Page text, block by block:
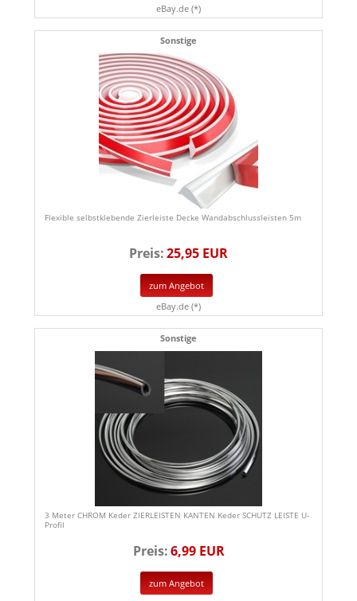
eBay.de (*)
Sonstige
Flexible selbstklebende Zierleiste Decke Wandabschlussleisten 5m
Preis:25,95 EUR
zum Angebot
eBay.de (*)
Sonstige
3 Meter CHROM Keder ZIERLEISTEN KANTEN Keder SCHUTZ LEISTE U-
Profil
Preis:6,99 EUR
zum Angebot